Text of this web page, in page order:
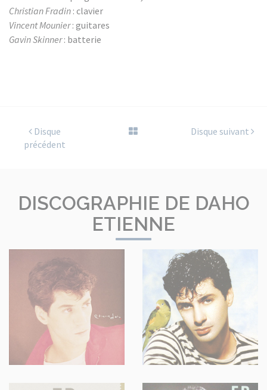
Christian Fradin : clavier
Vincent Mounier: guitares
Gavin Skinner: batterie
Disque
précédent
Disque suivant
DISCOGRAPHIE DE DAHO
ETIENNE